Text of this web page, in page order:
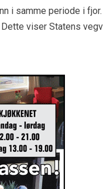
i samme periode i
viser Statens